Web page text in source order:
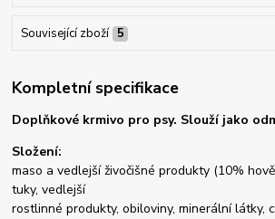
Související zboží 5
Kompletní specifikace
Doplňkové krmivo pro psy. Slouží jako
Složení:
maso a vedlejší živočišné produkty (10%
tuky, vedlejší
rostlinné produkty, obiloviny, minerální látky,